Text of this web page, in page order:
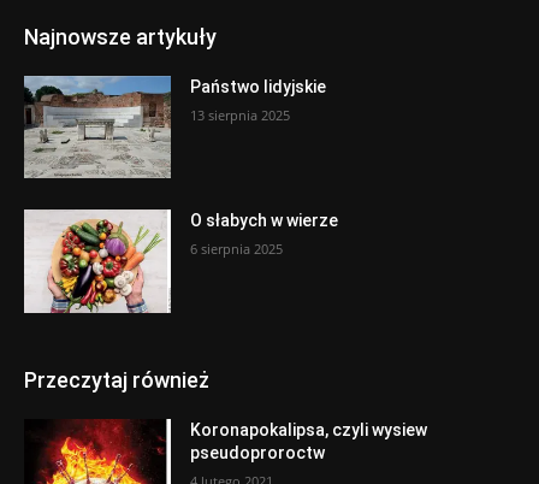
Najnowsze artykuły
Państwo lidyjskie
13 sierpnia 2025
O słabych w wierze
6 sierpnia 2025
Przeczytaj również
Koronapokalipsa, czyli wysiew
pseudoproroctw